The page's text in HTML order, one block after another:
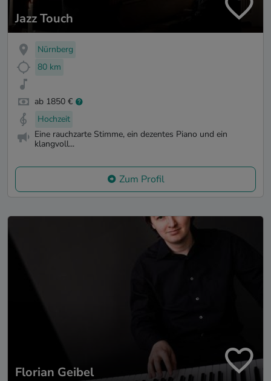
Jazz Touch
Nürnberg
80 km
ab 1850 €
Hochzeit
Eine rauchzarte Stimme, ein dezentes Piano und ein
klangvoll...
Zum Profil
Florian Geibel